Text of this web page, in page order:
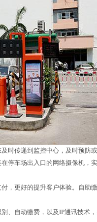
时传递到监控中心，及时预防
停车场出入口的网络摄像机，
更好的提升客户体验。自助
自动缴费，以及IP通讯技术，